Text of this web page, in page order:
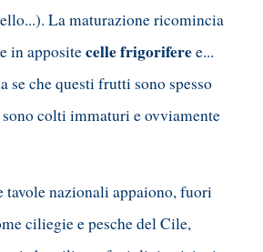
La maturazione ricomincia
in appositecelle frigoriferee...
se che questi frutti sono spesso
colti immaturi e ovviamente
tavole nazionali appaiono, fuori
ciliegie e pesche del Cile,